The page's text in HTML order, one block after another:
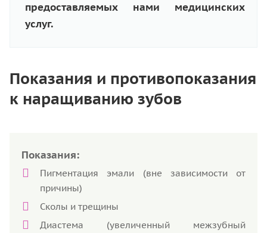
предоставляемых нами медицинских
услуг.
Показания и противопоказания
к наращиванию зубов
Показания:
Пигментация эмали (вне зависимости от
причины)
Сколы и трещины
Диастема (увеличенный межзубный